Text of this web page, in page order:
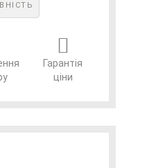
Гарантія
ціни